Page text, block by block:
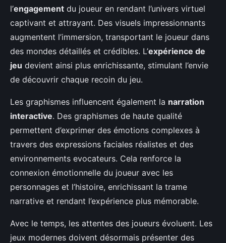
l’engagement du joueur en rendant l’univers virtuel
captivant et attrayant. Des visuels impressionnants
augmentent l’immersion, transportant le joueur dans
des mondes détaillés et crédibles. L’expérience de
jeu devient ainsi plus enrichissante, stimulant l’envie
de découvrir chaque recoin du jeu.
Les graphismes influencent également la narration
interactive. Des graphismes de haute qualité
permettent d’exprimer des émotions complexes à
travers des expressions faciales réalistes et des
environnements evocateurs. Cela renforce la
connexion émotionnelle du joueur avec les
personnages et l’histoire, enrichissant la trame
narrative et rendant l’expérience plus mémorable.
Avec le temps, les attentes des joueurs évoluent. Les
jeux modernes doivent désormais présenter des